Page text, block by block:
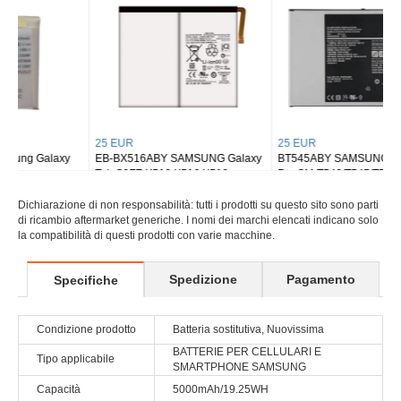
EB-BX516ABY SAMSUNG Galaxy
Tab S9FE X510 X516 X518
BT545ABY SAMSUNG Tab Active
Pro SM-T540/T545/T547
Dichiarazione di non responsabilità: tutti i prodotti su questo sito sono parti
di ricambio aftermarket generiche. I nomi dei marchi elencati indicano solo
la compatibilità di questi prodotti con varie macchine.
Specifiche Spedizione Pagamento
Condizione prodotto Batteria sostitutiva, Nuovissima
Tipo applicabile
BATTERIE PER CELLULARI E
SMARTPHONE SAMSUNG
Capacità
5000mAh/19.25WH